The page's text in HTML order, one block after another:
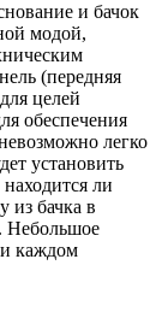
и бачок
модой,
(передняя
целей
обеспечения
легко
установить
ли
из бачка в
Небольшое
каждом